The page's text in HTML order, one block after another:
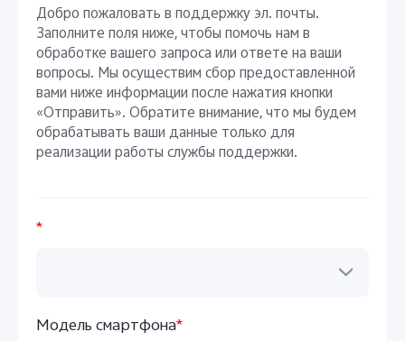
Добро пожаловать в поддержку эл. почты.
Заполните поля ниже, чтобы помочь нам в
обработке вашего запроса или ответе на ваши
вопросы. Мы осуществим сбор предоставленной
вами ниже информации после нажатия кнопки
«Отправить». Обратите внимание, что мы будем
обрабатывать ваши данные только для
реализации работы службы поддержки.
*
Модель смартфона*